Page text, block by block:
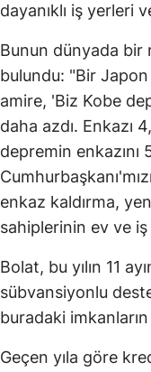
dayanıklı iş yerleri
Bunun dünyada bir
bulundu: "Bir
amire, 'Biz Kobe
daha azdı. Enkazı
depremin enkazını
enkaz kaldırma,
sahiplerinin ev ve iş
Bolat, bu yılın 11
sübvansiyonlu
buradaki
Geçen yıla göre